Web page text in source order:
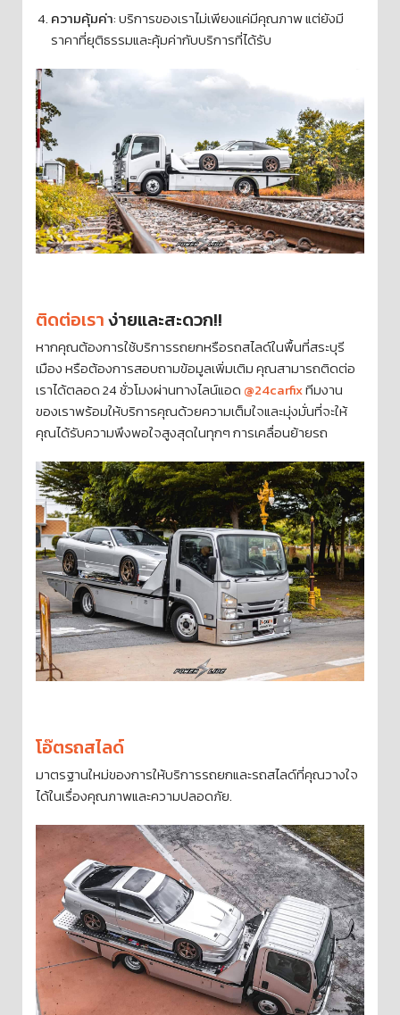
ความคุ้มค่า: บริการของเราไม่เพียงแค่มีคุณภาพ แต่ยังมี
ราคาที่ยุติธรรมและคุ้มค่ากับบริการที่ได้รับ
ติดต่อเราง่ายและสะดวก!!
หากคุณต้องการใช้บริการรถยกหรือรถสไลด์ในพื้นที่สระบุรี
เมือง หรือต้องการสอบถามข้อมูลเพิ่มเติม คุณสามารถติดต่อ
เราได้ตลอด 24 ชั่วโมงผ่านทางไลน์แอด @24carfixทีมงาน
ของเราพร้อมให้บริการคุณด้วยความเต็มใจและมุ่งมั่นที่จะให้
คุณได้รับความพึงพอใจสูงสุดในทุกๆ การเคลื่อนย้ายรถ
โอ๊ตรถสไลด์
มาตรฐานใหม่ของการให้บริการรถยกและรถสไลด์ที่คุณวางใจ
ได้ในเรื่องคุณภาพและความปลอดภัย.